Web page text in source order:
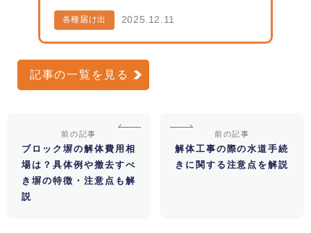
各種届け出 2025.12.11
記事の一覧を見る
前の記事
ブロック塀の解体費用相
場は？具体例や撤去すべ
き塀の特徴・注意点も解
説
前の記事
解体工事の際の水道手続
きに関する注意点を解説